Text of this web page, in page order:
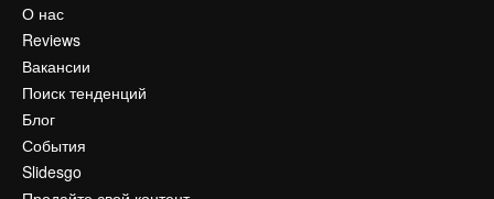
О нас
Reviews
Вакансии
Поиск тенденций
Блог
События
Slidesgo